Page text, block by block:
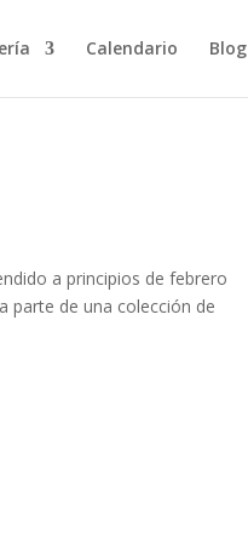
Calendario Blog
a principios de febrero
parte de una colección de